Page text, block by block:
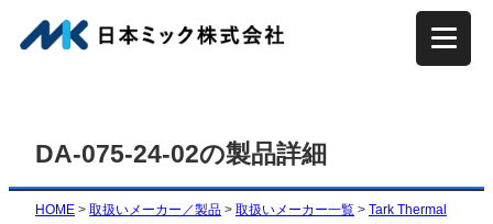
容
プ
DA-075-24-02の製品詳細
HOME > 取扱いメーカー／製品 > 取扱いメーカー一覧 > Tark Thermal